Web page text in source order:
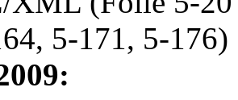
5-171, 5-176)